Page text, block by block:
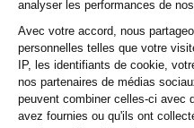
Management –
Entretien